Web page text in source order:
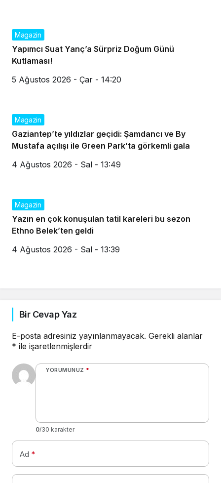
Magazin
Yapımcı Suat Yanç’a Sürpriz Doğum Günü
Kutlaması!
5 Ağustos 2026 - Çar - 14:20
Magazin
Gaziantep’te yıldızlar geçidi: Şamdancı ve By
Mustafa açılışı ile Green Park’ta görkemli gala
4 Ağustos 2026 - Sal - 13:49
Magazin
Yazın en çok konuşulan tatil kareleri bu sezon
Ethno Belek’ten geldi
4 Ağustos 2026 - Sal - 13:39
Bir Cevap Yaz
E-posta adresiniz yayınlanmayacak. Gerekli alanlar
* ile işaretlenmişlerdir
YORUMUNUZ *
0/30 karakter
Ad *